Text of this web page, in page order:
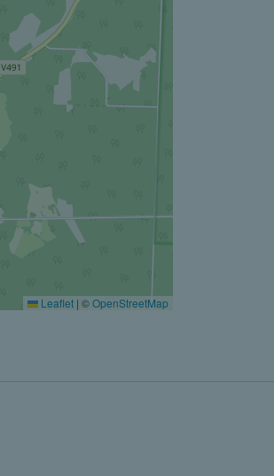
Leaflet | ©OpenStreetMap